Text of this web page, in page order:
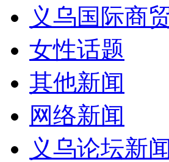
义乌国际商
女性话题
其他新闻
网络新闻
义乌论坛新